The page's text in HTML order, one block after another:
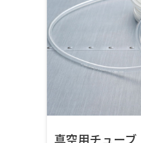
真空用チューブ